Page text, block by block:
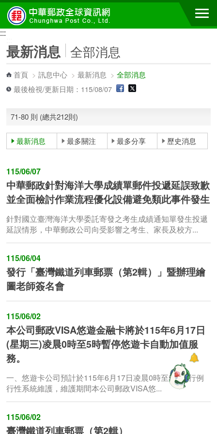
跳到主要內容區塊
:::
最新消息 全部消息
首頁 >訊息中心 >最新消息 >全部消息
最後檢視/更新日期：115/08/07
71-80 則 (總共212則)
最新消息 最多關注 最多分享 歷史消息
115/06/07
中華郵政針對海洋大學成績單郵件投遞延誤致歉
並全面檢討作業流程優化設備避免類此事件發生
針對國立臺灣海洋大學委託寄發之考生成績通知單發生投遞
延誤情形，中華郵政公司向受影響之考生、家長及校方...
115/06/04
發行「臺灣鐵道列車郵票（第2輯）」暨辦理繪
圖老師簽名會
115/06/02
本公司郵政VISA悠遊金融卡將於115年6月17日
(星期三)凌晨0時至5時暫停悠遊卡自動加值服
務。
一、悠遊卡公司預計於115年6月17日凌晨0時至5時進行例
行性系統維護，維護期間本公司郵政VISA悠...
115/06/02
臺灣鐵道列車郵票（第2輯）